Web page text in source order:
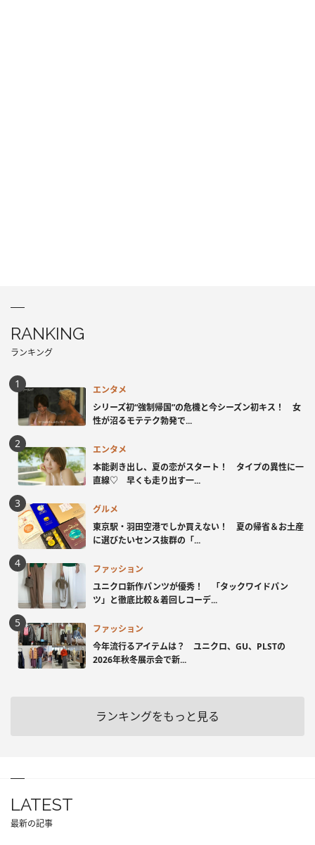
RANKING
ランキング
エンタメ
シリーズ初“強制帰国”の危機と今シーズン初キス！ 女
性が沼るモテテク勃発で...
エンタメ
本能剥き出し、夏の恋がスタート！ タイプの異性に一
直線♡ 早くも走り出す一...
グルメ
東京駅・羽田空港でしか買えない！ 夏の帰省＆お土産
に選びたいセンス抜群の「...
ファッション
ユニクロ新作パンツが優秀！ 「タックワイドパン
ツ」と徹底比較＆着回しコーデ...
ファッション
今年流行るアイテムは？ ユニクロ、GU、PLSTの
2026年秋冬展示会で新...
ランキングをもっと見る
LATEST
最新の記事